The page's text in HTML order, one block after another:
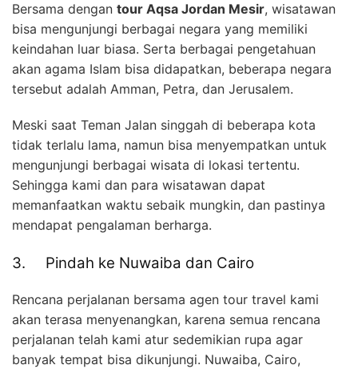
Bersama dengan tour Aqsa Jordan Mesir, wisatawan
bisa mengunjungi berbagai negara yang memiliki
keindahan luar biasa. Serta berbagai pengetahuan
akan agama Islam bisa didapatkan, beberapa negara
tersebut adalah Amman, Petra, dan Jerusalem.
Meski saat Teman Jalan singgah di beberapa kota
tidak terlalu lama, namun bisa menyempatkan untuk
mengunjungi berbagai wisata di lokasi tertentu.
Sehingga kami dan para wisatawan dapat
memanfaatkan waktu sebaik mungkin, dan pastinya
mendapat pengalaman berharga.
3. Pindah ke Nuwaiba dan Cairo
Rencana perjalanan bersama agen tour travel kami
akan terasa menyenangkan, karena semua rencana
perjalanan telah kami atur sedemikian rupa agar
banyak tempat bisa dikunjungi. Nuwaiba, Cairo,